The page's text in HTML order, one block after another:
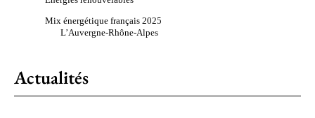
Mix énergétique français 2025
L’Auvergne-Rhône-Alpes
Actualités